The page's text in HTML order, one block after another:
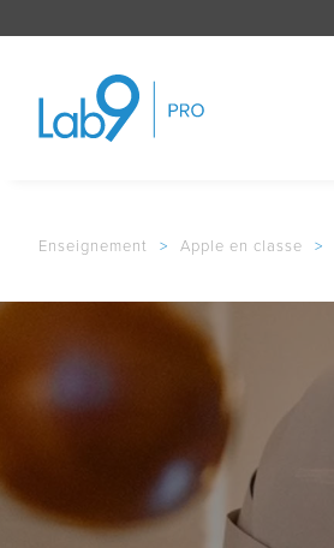
Enseignement > Apple en classe >